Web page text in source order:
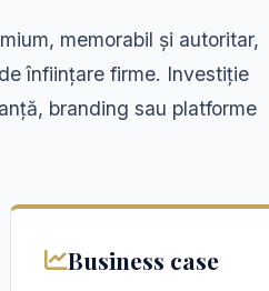
memorabil și autoritar,
înființare firme. Investiție
branding sau platforme
Business case